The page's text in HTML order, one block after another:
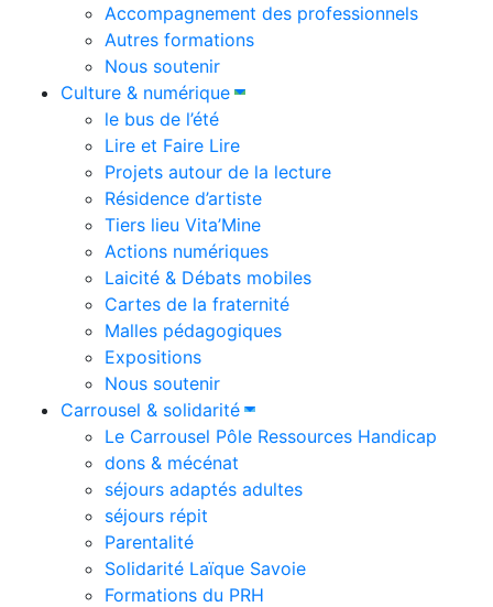
Accompagnement des professionnels
Autres formations
Nous soutenir
Culture & numérique
le bus de l’été
Lire et Faire Lire
Projets autour de la lecture
Résidence d’artiste
Tiers lieu Vita’Mine
Actions numériques
Laicité & Débats mobiles
Cartes de la fraternité
Malles pédagogiques
Expositions
Nous soutenir
Carrousel & solidarité
Le Carrousel Pôle Ressources Handicap
dons & mécénat
séjours adaptés adultes
séjours répit
Parentalité
Solidarité Laïque Savoie
Formations du PRH